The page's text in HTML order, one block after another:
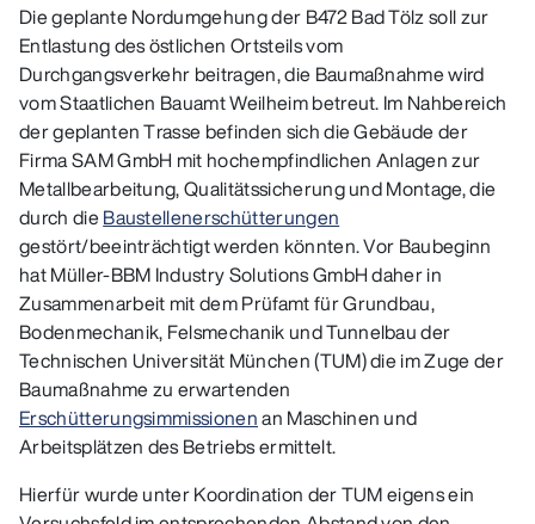
Die geplante Nordumgehung der B472 Bad Tölz soll zur
Entlastung des östlichen Ortsteils vom
Durchgangsverkehr beitragen, die Baumaßnahme wird
vom Staatlichen Bauamt Weilheim betreut. Im Nahbereich
der geplanten Trasse befinden sich die Gebäude der
Firma SAM GmbH mit hochempfindlichen Anlagen zur
Metallbearbeitung, Qualitätssicherung und Montage, die
durch dieBaustellenerschütterungen
gestört/beeinträchtigt werden könnten. Vor Baubeginn
hat Müller-BBM Industry Solutions GmbH daher in
Zusammenarbeit mit dem Prüfamt für Grundbau,
Bodenmechanik, Felsmechanik und Tunnelbau der
Technischen Universität München (TUM) die im Zuge der
Baumaßnahme zu erwartenden
Erschütterungsimmissionenan Maschinen und
Arbeitsplätzen des Betriebs ermittelt.
Hierfür wurde unter Koordination der TUM eigens ein